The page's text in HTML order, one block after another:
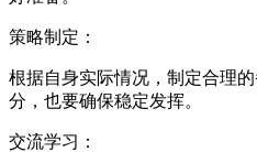
策略制定：
根据自身实际情况，制定合理
分，也要确保稳定发挥。
交流学习：